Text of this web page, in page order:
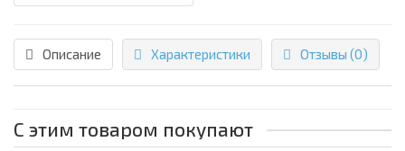
Описание Характеристики Отзывы (0)
С этим товаром покупают